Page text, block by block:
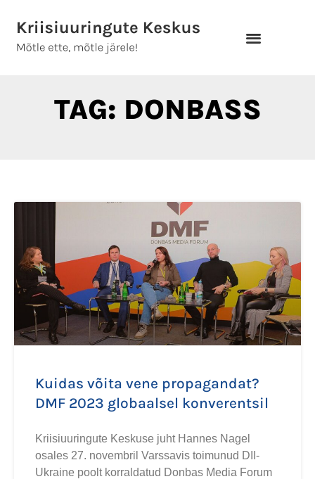
content
TAG: DONBASS
Kuidas võita vene propagandat?
DMF 2023 globaalsel konverentsil
Kriisiuuringute Keskuse juht Hannes Nagel
osales 27. novembril Varssavis toimunud DII-
Ukraine poolt korraldatud Donbas Media Forum